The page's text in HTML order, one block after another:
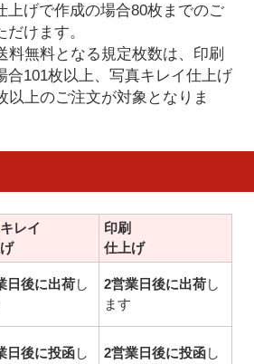
上げで作成の場合80枚までのご
けます。
料無料となる規定枚数は、印刷
合101枚以上、写真キレイ仕上げ
以上のご注文が対象となりま
レイ
印刷
仕上げ
日後に出荷し
2営業日後に出荷し
ます
日後に投函し
2営業日後に投函し